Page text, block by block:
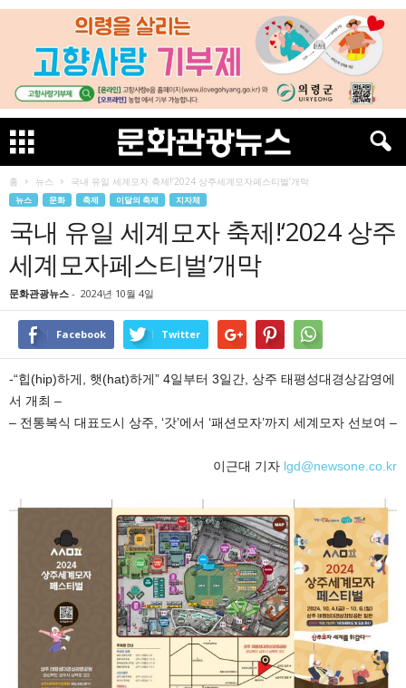
홈 뉴스 국내 유일 세계모자 축제!‘2024 상주세계모자페스티벌’개막
뉴스 문화 축제 이달의 축제 지자체
국내 유일 세계모자 축제!‘2024 상주
세계모자페스티벌’개막
문화관광뉴스 - 2024년 10월 4일
Facebook Twitter
-“힙(hip)하게, 햇(hat)하게” 4일부터 3일간, 상주 태평성대경상감영에
서 개최 –
– 전통복식 대표도시 상주, ‘갓’에서 ‘패션모자’까지 세계모자 선보여 –
이근대 기자 lgd@newsone.co.kr